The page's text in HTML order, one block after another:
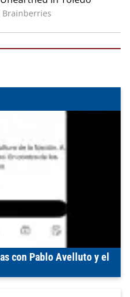
con Pablo Avelluto y el